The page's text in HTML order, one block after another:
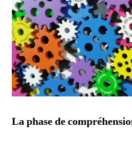
La phase de